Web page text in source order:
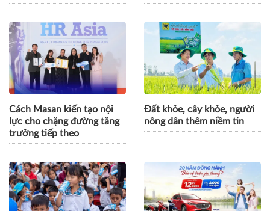
VPBank, FINAN và
Mastercard ra mắt giải
pháp quản trị chi tiêu tích
hợp AI cho doanh nghiệp
GPBank mở rộng hệ sinh
thái tài chính, đồng hành
cùng nhịp phát triển số của
Thủ đô
Cách Masan kiến tạo nội
lực cho chặng đường tăng
Đất khỏe, cây khỏe, người
nông dân thêm niềm tin